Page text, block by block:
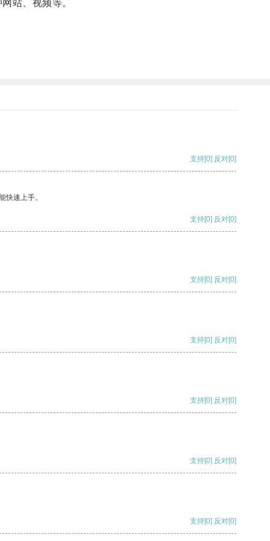
站、视频等。
支持[0] 反对[0]
快速上手。
支持[0] 反对[0]
支持[0] 反对[0]
支持[0] 反对[0]
支持[0] 反对[0]
支持[0] 反对[0]
支持[0] 反对[0]